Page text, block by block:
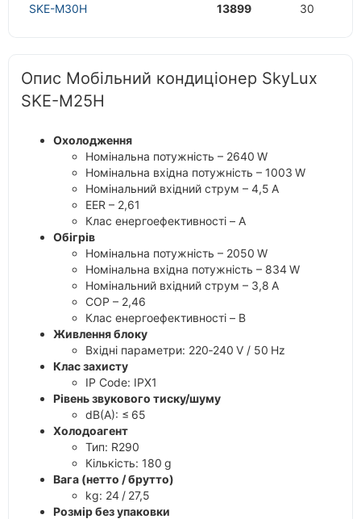
SKE-M30H
13899 30
Опис Мобільний кондиціонер SkyLux
SKE-M25H
Охолодження
Номінальна потужність – 2640 W
Номінальна вхідна потужність – 1003 W
Номінальний вхідний струм – 4,5 A
EER – 2,61
Клас енергоефективності – A
Обігрів
Номінальна потужність – 2050 W
Номінальна вхідна потужність – 834 W
Номінальний вхідний струм – 3,8 A
COP – 2,46
Клас енергоефективності – B
Живлення блоку
Вхідні параметри: 220‑240 V / 50 Hz
Клас захисту
IP Code: IPX1
Рівень звукового тиску/шуму
dB(A): ≤ 65
Холодоагент
Тип: R290
Кількість: 180 g
Вага (нетто / брутто)
kg: 24 / 27,5
Розмір без упаковки